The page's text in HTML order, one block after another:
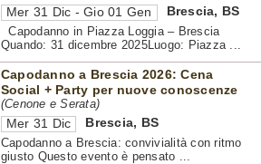
Mer 31 Dic - Gio 01 Gen Brescia, BS
Capodanno in Piazza Loggia – Brescia
Quando: 31 dicembre 2025Luogo: Piazza ...
Capodanno a Brescia 2026: Cena
Social + Party per nuove conoscenze
(Cenone e Serata)
Mer 31 Dic Brescia, BS
Capodanno a Brescia: convivialità con ritmo
giusto Questo evento è pensato ...